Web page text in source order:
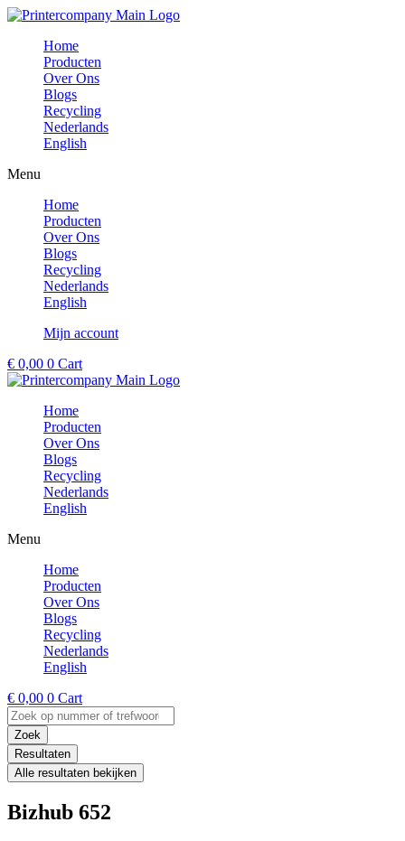
Ga
inhoud
Home
Producten
Over Ons
Blogs
Recycling
Nederlands
English
Menu
Home
Producten
Over Ons
Blogs
Recycling
Nederlands
English
Mijn account
€ 0,00 0 Cart
Home
Producten
Over Ons
Blogs
Recycling
Nederlands
English
Menu
Home
Producten
Over Ons
Blogs
Recycling
Nederlands
English
€ 0,00 0 Cart
Search
...Zoek
Resultaten
Alle resultaten bekijken
Bizhub 652